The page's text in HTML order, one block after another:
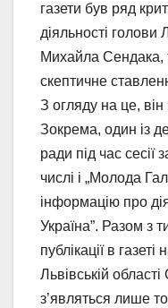
газети був ряд
діяльності голови
Михайла Сендака,
скептичне
З огляду на це,
Зокрема, один із
ради під час
числі і „Молода
інформацію про
Україна”. Разом з
публікації в
Львівській
з’являться лише